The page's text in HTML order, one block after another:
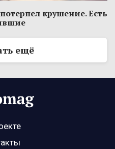
крушение. Есть
ещё